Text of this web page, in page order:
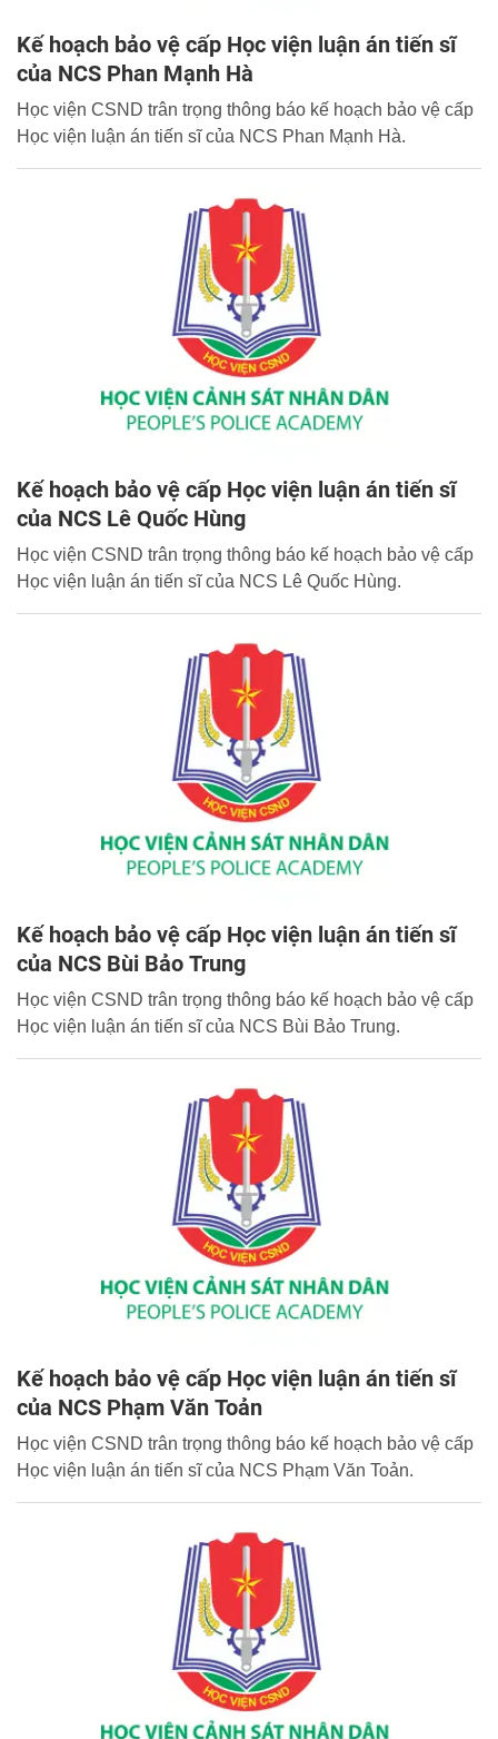
Kế hoạch bảo vệ cấp Học viện luận án tiến sĩ
của NCS Phan Mạnh Hà
Học viện CSND trân trọng thông báo kế hoạch bảo vệ cấp
Học viện luận án tiến sĩ của NCS Phan Mạnh Hà.
Kế hoạch bảo vệ cấp Học viện luận án tiến sĩ
của NCS Lê Quốc Hùng
Học viện CSND trân trọng thông báo kế hoạch bảo vệ cấp
Học viện luận án tiến sĩ của NCS Lê Quốc Hùng.
Kế hoạch bảo vệ cấp Học viện luận án tiến sĩ
của NCS Bùi Bảo Trung
Học viện CSND trân trọng thông báo kế hoạch bảo vệ cấp
Học viện luận án tiến sĩ của NCS Bùi Bảo Trung.
Kế hoạch bảo vệ cấp Học viện luận án tiến sĩ
của NCS Phạm Văn Toản
Học viện CSND trân trọng thông báo kế hoạch bảo vệ cấp
Học viện luận án tiến sĩ của NCS Phạm Văn Toản.